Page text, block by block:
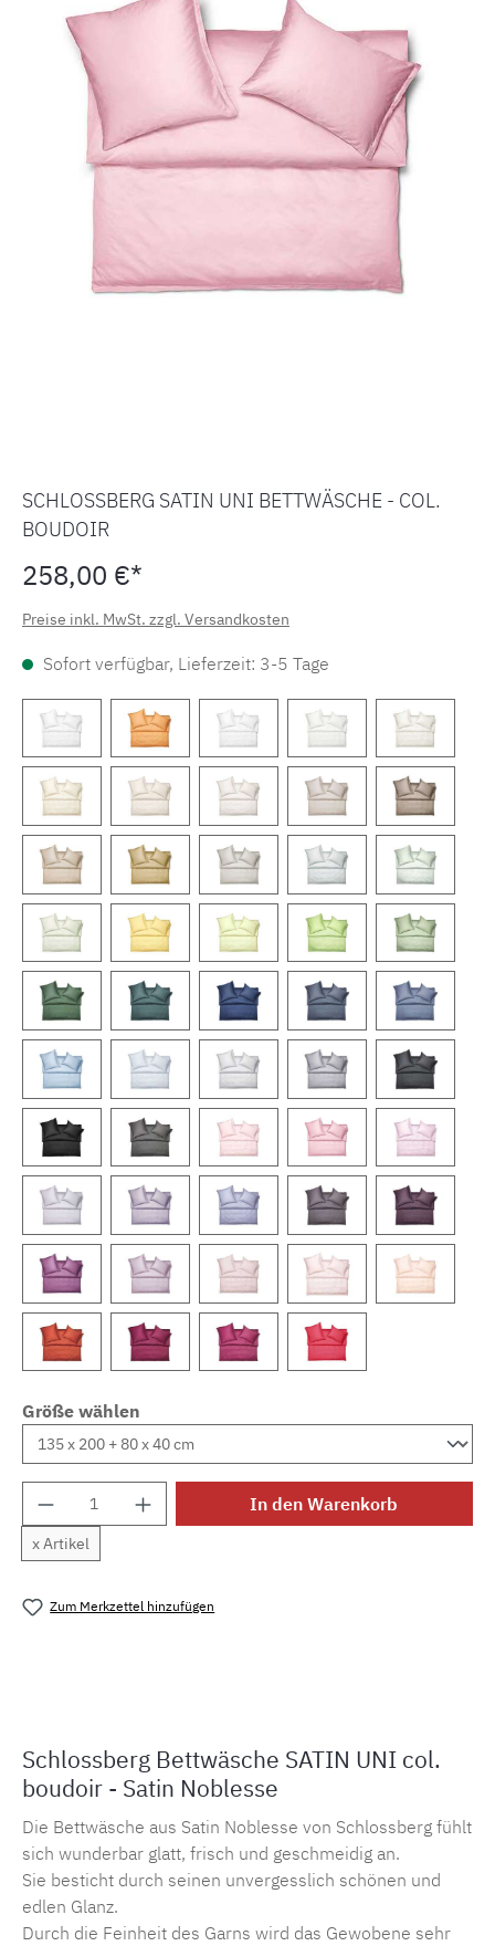
SCHLOSSBERG SATIN UNI BETTWÄSCHE - COL.
BOUDOIR
258,00 €*
Preise inkl. MwSt. zzgl. Versandkosten
Sofort verfügbar, Lieferzeit: 3-5 Tage
Größe wählen
Produkt Anzahl: Gib den gewünschten
x Artikel
In den Warenkorb
Zum Merkzettel hinzufügen
Schlossberg Bettwäsche SATIN UNI col.
boudoir - Satin Noblesse
Die Bettwäsche aus Satin Noblesse von Schlossberg fühlt
sich wunderbar glatt, frisch und geschmeidig an.
Sie besticht durch seinen unvergesslich schönen und
edlen Glanz.
Durch die Feinheit des Garns wird das Gewobene sehr